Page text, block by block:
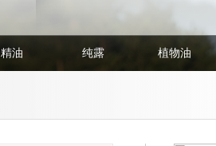
精油 纯露 植物油